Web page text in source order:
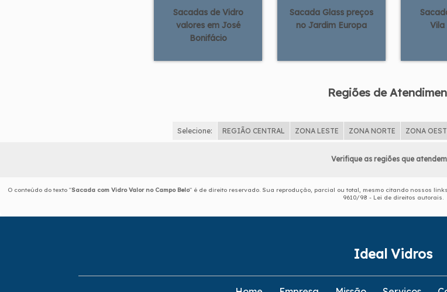
Sacadas de Vidro
valores em José
Bonifácio
Sacada Glass preços
no Jardim Europa
Vila
Regiões de
Selecione: REGIÃO CENTRAL ZONA LESTE ZONA NORTE ZONA
Verifique as regiões que
O conteúdo do texto "Sacada com Vidro Valor no Campo Belo" é de direito reservado. Sua reprodução, parcial ou total, mesmo citando nossos
9610/98 - Lei de direitos autorais.
Ideal Vidros